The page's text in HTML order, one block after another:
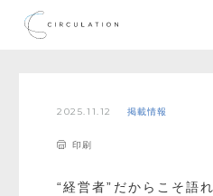
2025.11.12 掲載情報
印刷
“経営者”だからこそ語